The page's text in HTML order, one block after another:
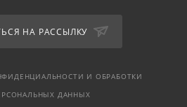
НА РАССЫЛКУ
И ОБРАБОТКИ
ДАННЫХ